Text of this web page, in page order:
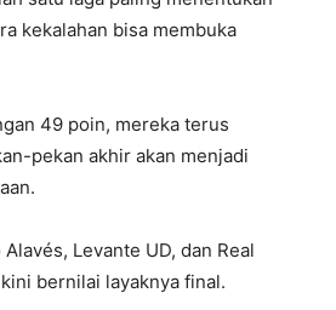
kekalahan bisa membuka
49 poin, mereka terus
pekan akhir akan menjadi
Levante UD, dan Real
bernilai layaknya final.